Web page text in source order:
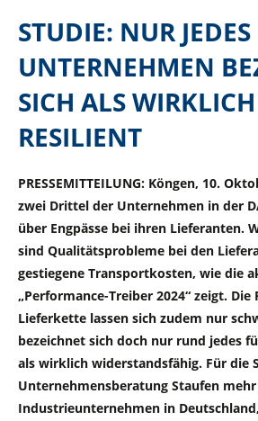
STUDIE: NUR
UNTERNEHMEN
SICH ALS WIRKLICH
RESILIENT
PRESSEMITTEILUNG: Köngen, 10.
zwei Drittel der Unternehmen in der
über Engpässe bei ihren Lieferanten.
sind Qualitätsprobleme bei den
gestiegene Transportkosten, wie die
„Performance-Treiber 2024“ zeigt.
Lieferkette lassen sich zudem nur
bezeichnet sich doch nur rund jedes
als wirklich widerstandsfähig. Für die
Unternehmensberatung Staufen mehr
Industrieunternehmen in